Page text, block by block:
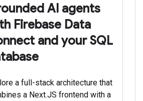
AI agents
Firebase Data
and your SQL
a full-stack architecture that
a Next.JS frontend with a